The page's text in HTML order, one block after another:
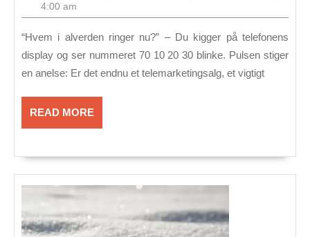
10
20
2026
4:00 am
“Hvem i alverden ringer nu?” – Du kigger på telefonens
display og ser nummeret 70 10 20 30 blinke. Pulsen stiger
en anelse: Er det endnu et telemarketingsalg, et vigtigt
READ MOREREAD
MORE